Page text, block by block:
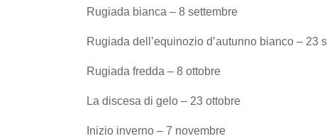
Rugiada bianca – 8 settembre
Rugiada dell’equinozio d’autunno bianco – 23
Rugiada fredda – 8 ottobre
La discesa di gelo – 23 ottobre
Inizio inverno – 7 novembre